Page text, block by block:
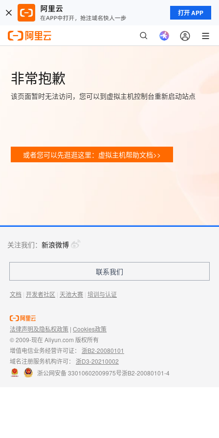
打开 APP
非常抱歉
该页面暂时无法访问，您可以到虚拟主机控制台重新启动站点
或者您可以先逛逛这里：虚拟主机帮助文档>>